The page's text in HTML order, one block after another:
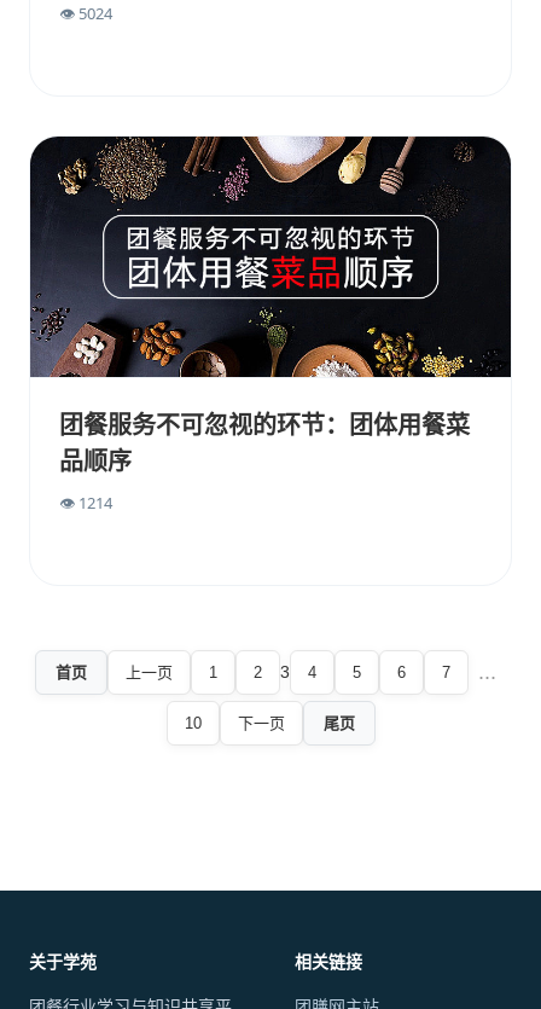
👁 5024
团餐服务不可忽视的环节：团体用餐菜
品顺序
👁 1214
首页 上一页 1 2 3 4 5 6 7 ...
10 下一页 尾页
关于学苑
相关链接